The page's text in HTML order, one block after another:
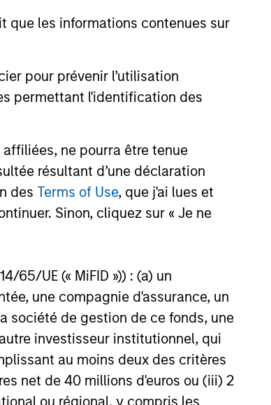
que les informations contenues sur
pour prévenir l’utilisation
permettant l'identification des
ne pourra être tenue
résultant d’une déclaration
des Terms of Use, que j'ai lues et
Sinon, cliquez sur « Je ne
65/UE (« MiFID »)) : (a) un
une compagnie d'assurance, un
société de gestion de ce fonds, une
investisseur institutionnel, qui
au moins deux des critères
net de 40 millions d'euros ou (iii) 2
ou régional, y compris les
U.S. $400 million,
discount to